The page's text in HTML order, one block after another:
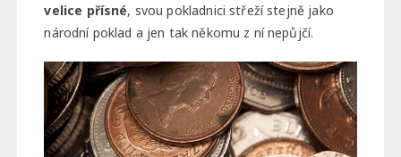
velice přísné, svou pokladnici střeží stejně jako
národní poklad a jen tak někomu z ní nepůjčí.